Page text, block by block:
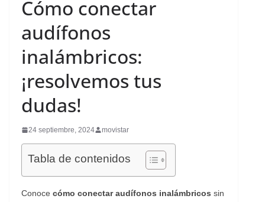
Cómo conectar
audífonos
inalámbricos:
¡resolvemos tus
dudas!
24 septiembre, 2024 movistar
Tabla de contenidos
Conoce cómo conectar audífonos inalámbricos sin